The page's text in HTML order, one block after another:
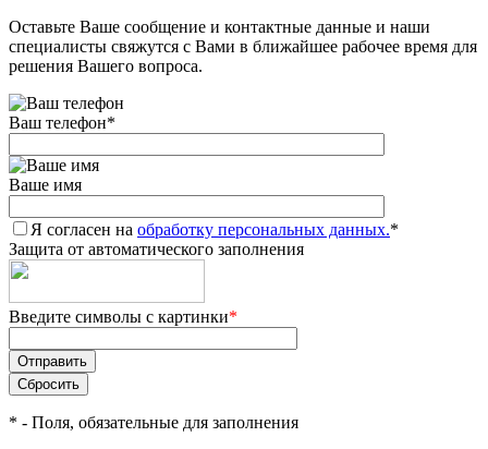
Оставьте Ваше сообщение и контактные данные и наши
специалисты свяжутся с Вами в ближайшее рабочее время для
решения Вашего вопроса.
Ваш телефон*
Ваше имя
Я согласен на обработку персональных данных.*
Защита от автоматического заполнения
Введите символы с картинки*
* - Поля, обязательные для заполнения
Добавляйте товары
в корзину
Оплачивайте сегодня только
25% картой любого банка
Получайте товар
выбранный способом
Оставшиеся75% будут
списыватьсяс вашей карты
по